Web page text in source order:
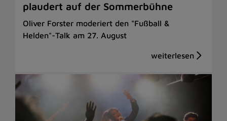
plaudert auf der Sommerbühne
Oliver Forster moderiert den "Fußball &
Helden"-Talk am 27. August